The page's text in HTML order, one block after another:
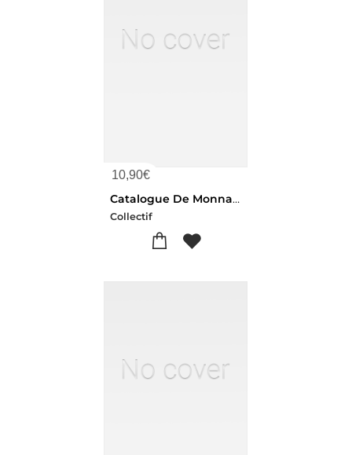
10,90€
Catalogue De Monnaies Et Medailles. Vente, 19 Janvier 1924
Collectif